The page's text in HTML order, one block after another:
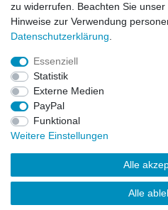
Impressum
Widerrufs­recht
zu widerrufen. Beachten Sie unser
Hinweise zur Verwendung
Daten­schutz­erklärung
Essenziell
Statistik
Externe Medien
PayPal
Funktional
Weitere Einstellungen
Alle
Alle